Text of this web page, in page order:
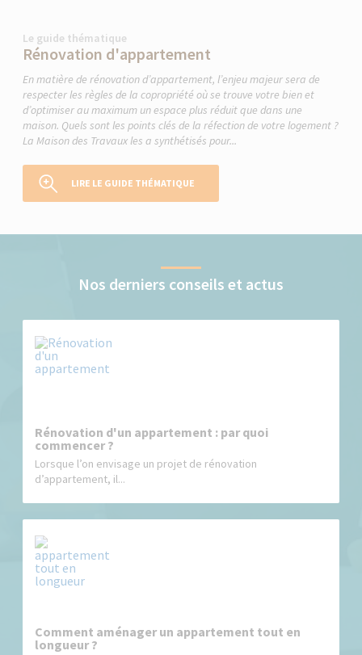
Le guide thématique
Rénovation d'appartement
En matière de rénovation d’appartement, l’enjeu majeur sera de
respecter les règles de la copropriété où se trouve votre bien et
d’optimiser au maximum un espace plus réduit que dans une
maison. Quels sont les points clés de la réfection de votre logement ?
La Maison des Travaux les a synthétisés pour...
LIRE LE GUIDE THÉMATIQUE
Nos derniers conseils et actus
Rénovation d'un appartement : par quoi
commencer ?
Lorsque l’on envisage un projet de rénovation
d’appartement, il...
Comment aménager un appartement tout en
longueur ?